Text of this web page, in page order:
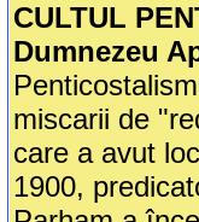
CULTUL
Dumnezeu
miscarii de
care a avut
1900,